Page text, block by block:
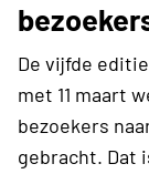
De vijfde
met 11 maart
bezoekers
gebracht. Dat